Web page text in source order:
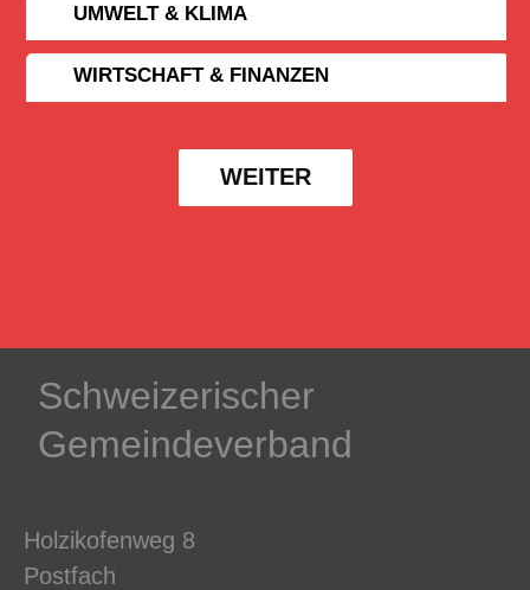
UMWELT & KLIMA
WIRTSCHAFT & FINANZEN
WEITER
Schweizerischer
Gemeindeverband
Holzikofenweg 8
Postfach